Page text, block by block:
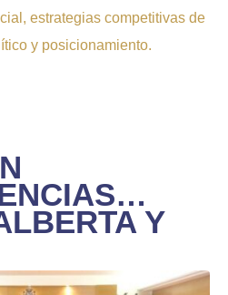
estrategias competitivas de
y posicionamiento.
Y